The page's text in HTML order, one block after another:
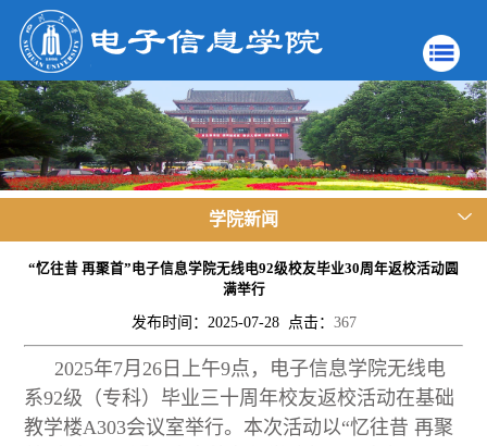
学院新闻
“忆往昔 再聚首”电子信息学院无线电92级校友毕业30周年返校活动圆
满举行
发布时间：2025-07-28 点击： 367
2025年7月26日上午9点，电子信息学院无线电
系92级（专科）毕业三十周年校友返校活动在基础
教学楼A303会议室举行。本次活动以“忆往昔 再聚